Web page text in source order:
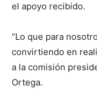
el apoyo recibido.
“Lo que para
convirtiendo en
a la comisión
Ortega.